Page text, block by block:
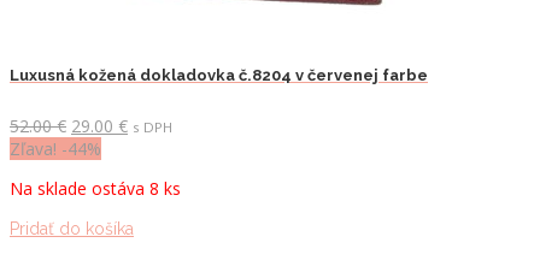
Luxusná kožená dokladovka č.8204 v červenej farbe
52.00€ Pôvodná
cena
52.00 €.
29.00 €Aktuálna
29.00 €.
s DPH
Zľava! -44%
Na sklade ostáva 8 ks
Pridať do košíka